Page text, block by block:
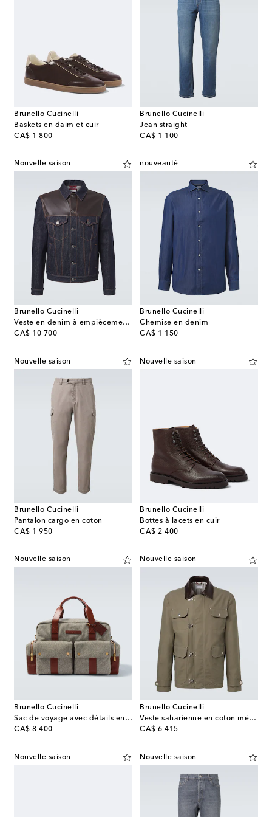
Brunello Cucinelli
Baskets en daim et cuir
CA$ 1 800
original price
Brunello Cucinelli
Jean straight
CA$ 1 100
original price
Nouvelle saison
Brunello Cucinelli
Veste en denim à empiècements en cuir
CA$ 10 700
original price
nouveauté
Brunello Cucinelli
Chemise en denim
CA$ 1 150
original price
Nouvelle saison
Brunello Cucinelli
Pantalon cargo en coton
CA$ 1 950
original price
Nouvelle saison
Brunello Cucinelli
Bottes à lacets en cuir
CA$ 2 400
original price
Nouvelle saison
Brunello Cucinelli
Sac de voyage avec détails en cuir
CA$ 8 400
original price
Nouvelle saison
Brunello Cucinelli
Veste saharienne en coton mélangé
CA$ 6 415
original price
Nouvelle saison Nouvelle saison